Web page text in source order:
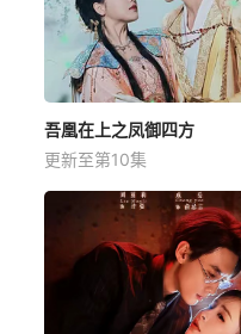
吾凰在上之凤御四方
更新至第10集